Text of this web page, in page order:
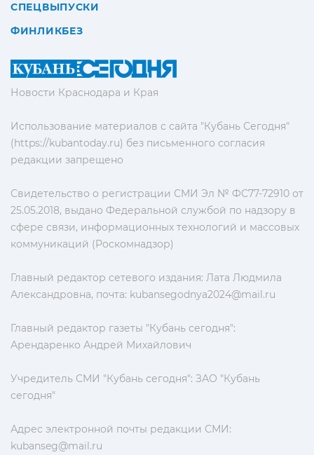
Новости Краснодара и Края
Использование материалов с сайта "Кубань Сегодня"
(https://kubantoday.ru) без письменного согласия
редакции запрещено
Свидетельство о регистрации СМИ Эл № ФС77-72910 от
25.05.2018, выдано Федеральной службой по надзору в
сфере связи, информационных технологий и массовых
коммуникаций (Роскомнадзор)
Главный редактор сетевого издания: Лата Людмила
Александровна, почта: kubansegodnya2024@mail.ru
Главный редактор газеты "Кубань сегодня":
Арендаренко Андрей Михайлович
Учредитель СМИ "Кубань сегодня": ЗАО "Кубань
сегодня"
Адрес электронной почты редакции СМИ:
kubanseg@mail.ru
СПЕЦВЫПУСКИ
ФИНЛИКБЕЗ